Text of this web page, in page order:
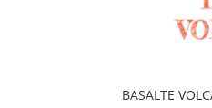
BASALTE